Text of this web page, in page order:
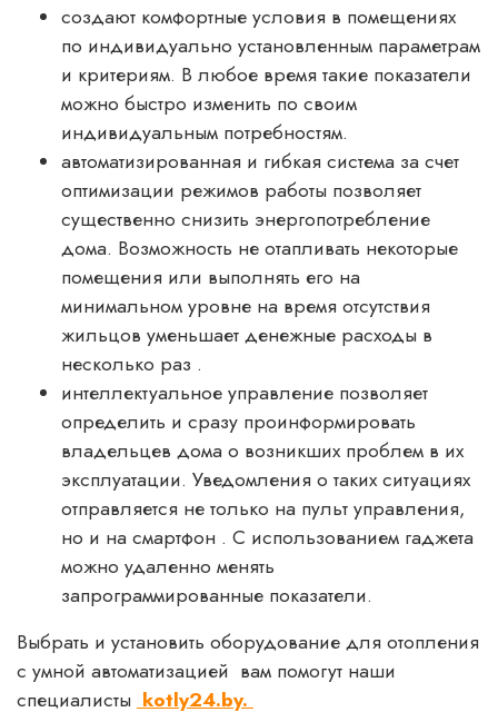
создают комфортные условия в помещениях
по индивидуально установленным параметрам
и критериям. В любое время такие показатели
можно быстро изменить по своим
индивидуальным потребностям.
автоматизированная и гибкая система за счет
оптимизации режимов работы позволяет
существенно снизить энергопотребление
дома. Возможность не отапливать некоторые
помещения или выполнять его на
минимальном уровне на время отсутствия
жильцов уменьшает денежные расходы в
несколько раз .
интеллектуальное управление позволяет
определить и сразу проинформировать
владельцев дома о возникших проблем в их
эксплуатации. Уведомления о таких ситуациях
отправляется не только на пульт управления,
но и на смартфон . С использованием гаджета
можно удаленно менять
запрограммированные показатели.
Выбрать и установить оборудование для отопления
с умной автоматизацией вам помогут наши
специалисты kotly24.by.